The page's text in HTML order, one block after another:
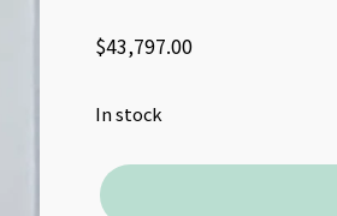
$43,797.00
In stock